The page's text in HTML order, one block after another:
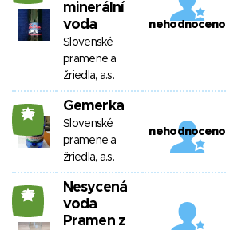
minerální
voda
Slovenské
pramene a
žriedla, a.s.
nehodnoceno
25 Gemerka
Slovenské
pramene a
žriedla, a.s.
nehodnoceno
25
Nesycená
voda
Pramen z